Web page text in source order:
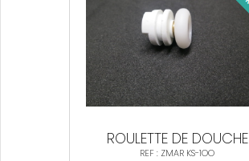
ROULETTE DE DOUCHE
REF : ZMAR KS-1OO